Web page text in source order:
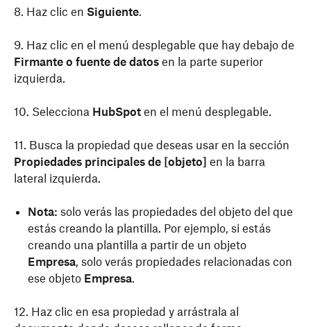
8. Haz clic en Siguiente.
9. Haz clic en el menú desplegable que hay debajo de
Firmante o fuente de datos en la parte superior
izquierda.
10. Selecciona HubSpot en el menú desplegable.
11. Busca la propiedad que deseas usar en la sección
Propiedades principales de [objeto] en la barra
lateral izquierda.
Nota: solo verás las propiedades del objeto del que
estás creando la plantilla. Por ejemplo, si estás
creando una plantilla a partir de un objeto
Empresa, solo verás propiedades relacionadas con
ese objeto Empresa.
12. Haz clic en esa propiedad y arrástrala al